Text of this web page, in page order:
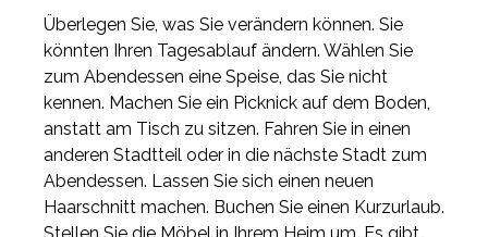
Überlegen Sie, was Sie verändern können. Sie
könnten Ihren Tagesablauf ändern. Wählen Sie
zum Abendessen eine Speise, das Sie nicht
kennen. Machen Sie ein Picknick auf dem Boden,
anstatt am Tisch zu sitzen. Fahren Sie in einen
anderen Stadtteil oder in die nächste Stadt zum
Abendessen. Lassen Sie sich einen neuen
Haarschnitt machen. Buchen Sie einen Kurzurlaub.